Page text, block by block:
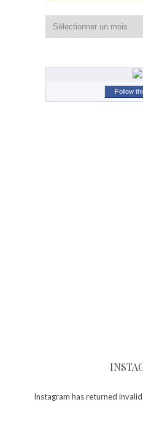
Follow
Instagram has returned